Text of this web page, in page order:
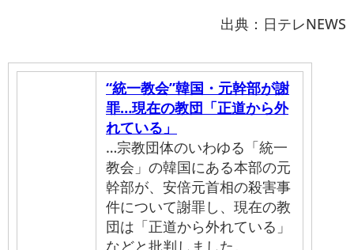
出典：日テレNEWS
“統一教会”韓国・元幹部が謝
罪…現在の教団「正道から外
れている」
…宗教団体のいわゆる「統一
教会」の韓国にある本部の元
幹部が、安倍元首相の殺害事
件について謝罪し、現在の教
団は「正道から外れている」
などと批判しました。